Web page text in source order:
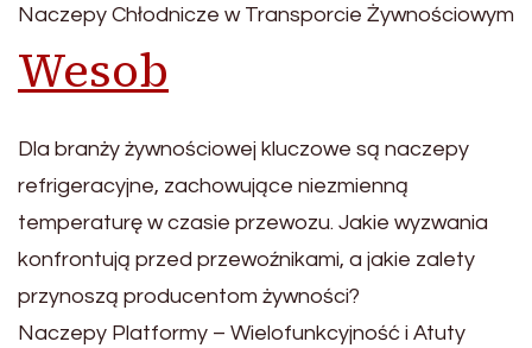
Naczepy Chłodnicze w Transporcie Żywnościowym
Wesob
Dla branży żywnościowej kluczowe są naczepy
refrigeracyjne, zachowujące niezmienną
temperaturę w czasie przewozu. Jakie wyzwania
konfrontują przed przewoźnikami, a jakie zalety
przynoszą producentom żywności?
Naczepy Platformy – Wielofunkcyjność i Atuty